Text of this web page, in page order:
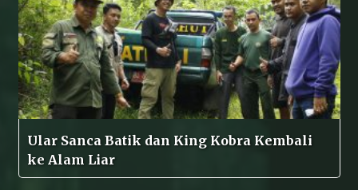
Ular Sanca Batik dan King Kobra Kembali
ke Alam Liar